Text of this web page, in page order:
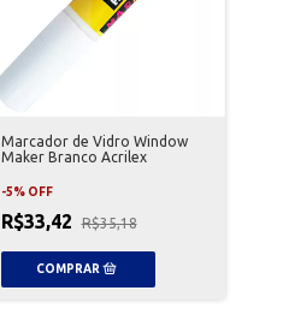
Marcador de Vidro Window
Maker Branco Acrilex
-5% OFF
R$33,42 R$35,18